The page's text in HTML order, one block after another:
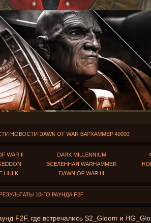
НОВОСТИ DAWN OF WAR ВАРХАММЕР 40000
WAR II DARK MILLENNIUM
ВСЕЛЕННАЯ WARHAMMER
HULK DAWN OF WAR III
РЕЗУЛЬТАТЫ 10-ГО РАУНДА F2F
F2F, где встречались S2_Gloom и